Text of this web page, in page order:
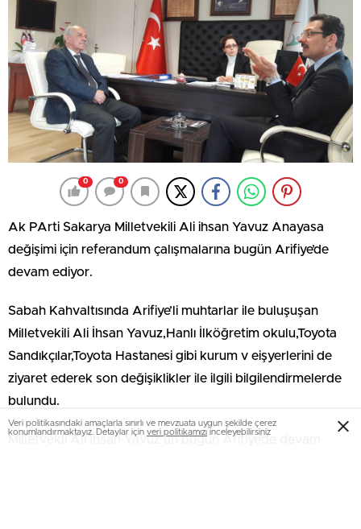
0 0
Ak PArti Sakarya Milletvekili Ali ihsan Yavuz Anayasa
değişimi için referandum çalışmalarına bugün Arifiye’de
devam ediyor.
Sabah Kahvaltısında Arifiye’li muhtarlar ile buluşuşan
Milletvekili Ali İhsan Yavuz,Hanlı İlköğretim okulu,Toyota
Sandıkçılar,Toyota Hastanesi gibi kurum v eişyerlerini de
ziyaret ederek son değişiklikler ile ilgili bilgilendirmelerde
bulundu.
Milletvekli Ali İhsan Yavuz’un bugün Arifiye’de devam
Veri politikasındaki amaçlarla sınırlı ve mevzuata uygun şekilde çerez
konumlandırmaktayız. Detaylar için veri politikamızı inceleyebilirsiniz